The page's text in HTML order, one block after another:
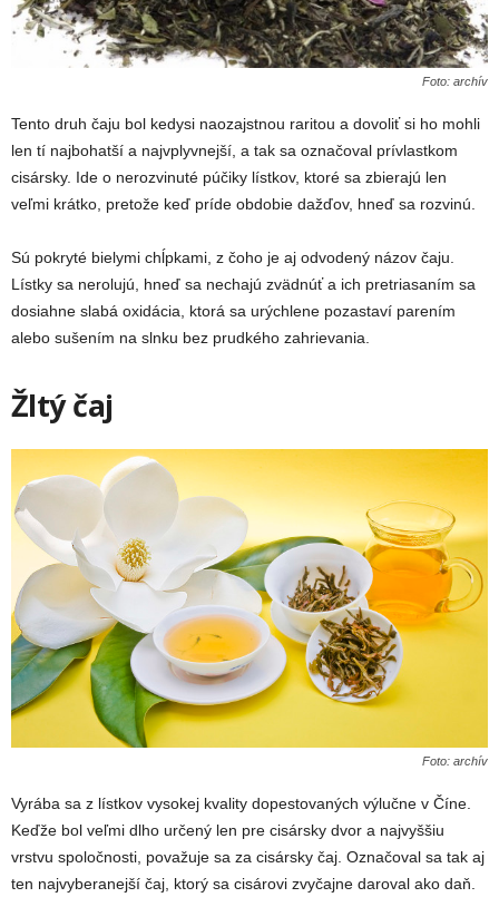
Foto: archív
Tento druh čaju bol kedysi naozajstnou raritou a dovoliť si ho mohli
len tí najbohatší a najvplyvnejší, a tak sa označoval prívlastkom
cisársky. Ide o nerozvinuté púčiky lístkov, ktoré sa zbierajú len
veľmi krátko, pretože keď príde obdobie dažďov, hneď sa rozvinú.
Sú pokryté bielymi chĺpkami, z čoho je aj odvodený názov čaju.
Lístky sa nerolujú, hneď sa nechajú zvädnúť a ich pretriasaním sa
dosiahne slabá oxidácia, ktorá sa urýchlene pozastaví parením
alebo sušením na slnku bez prudkého zahrievania.
Žltý čaj
Foto: archív
Vyrába sa z lístkov vysokej kvality dopestovaných výlučne v Číne.
Keďže bol veľmi dlho určený len pre cisársky dvor a najvyššiu
vrstvu spoločnosti, považuje sa za cisársky čaj. Označoval sa tak aj
ten najvyberanejší čaj, ktorý sa cisárovi zvyčajne daroval ako daň.